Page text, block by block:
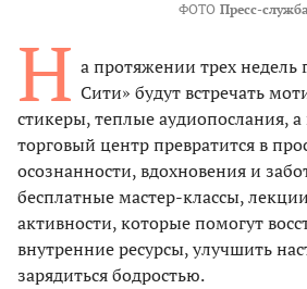
ФОТО Пресс-
Н а протяжении трех недель
Сити» будут встречать
стикеры, теплые аудиопослания,
торговый центр превратится в
осознанности, вдохновения и
бесплатные мастер-классы,
активности, которые помогут
внутренние ресурсы, улучшить
зарядиться бодростью.